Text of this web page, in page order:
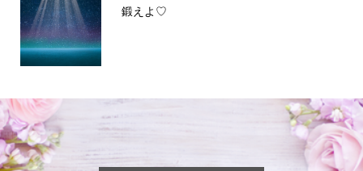
鍛えよ♡